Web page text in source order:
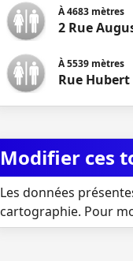
À4683 mètres
2 Rue
À5539 mètres
Rue
Modifier ces
Les données
cartographie. Pour